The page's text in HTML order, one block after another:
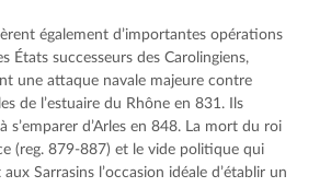
également d’importantes opérations
États successeurs des Carolingiens,
une attaque navale majeure contre
de l’estuaire du Rhône en 831. Ils
s’emparer d’Arles en 848. La mort du roi
(reg. 879-887) et le vide politique qui
Sarrasins l’occasion idéale d’établir un